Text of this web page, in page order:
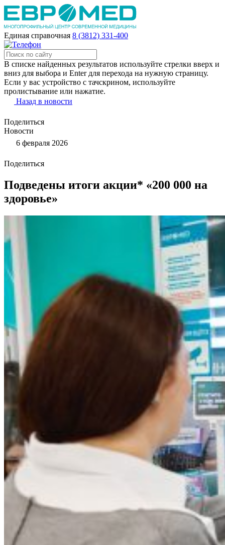
Единая справочная 8 (3812) 331-400
В списке найденных результатов используйте стрелки вверх и
вниз для выбора и Enter для перехода на нужную страницу.
Если у вас устройство с тачскрином, используйте
пролистывание или нажатие.
Назад в новости
Поделиться
Новости
6 февраля 2026
Поделиться
Подведены итоги акции* «200 000 на
здоровье»